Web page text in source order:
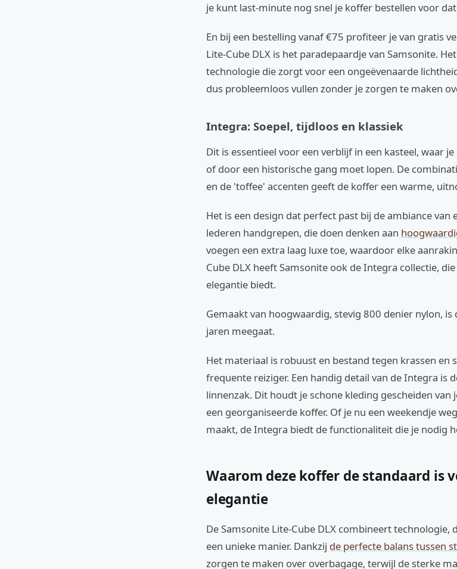
je kunt last-minute nog snel je koffer bestellen voor
En bij een bestelling vanaf €75 profiteer je van gratis
Lite-Cube DLX is het paradepaardje van Samsonite.
technologie die zorgt voor een ongeëvenaarde
dus probleemloos vullen zonder je zorgen te maken
Integra: Soepel, tijdloos en klassiek
Dit is essentieel voor een verblijf in een kasteel, waar
of door een historische gang moet lopen. De
en de 'toffee' accenten geeft de koffer een warme,
Het is een design dat perfect past bij de ambiance van
lederen handgrepen, die doen denken aan
voegen een extra laag luxe toe, waardoor elke
Cube DLX heeft Samsonite ook de Integra collectie,
elegantie biedt.
Gemaakt van hoogwaardig, stevig 800 denier nylon,
jaren meegaat.
Het materiaal is robuust en bestand tegen krassen en
frequente reiziger. Een handig detail van de Integra is
linnenzak. Dit houdt je schone kleding gescheiden van
een georganiseerde koffer. Of je nu een weekendje
maakt, de Integra biedt de functionaliteit die je nodig
Waarom deze koffer de standaard is
elegantie
De Samsonite Lite-Cube DLX combineert
een unieke manier. Dankzij de perfecte balans tussen
zorgen te maken over overbagage, terwijl de sterke